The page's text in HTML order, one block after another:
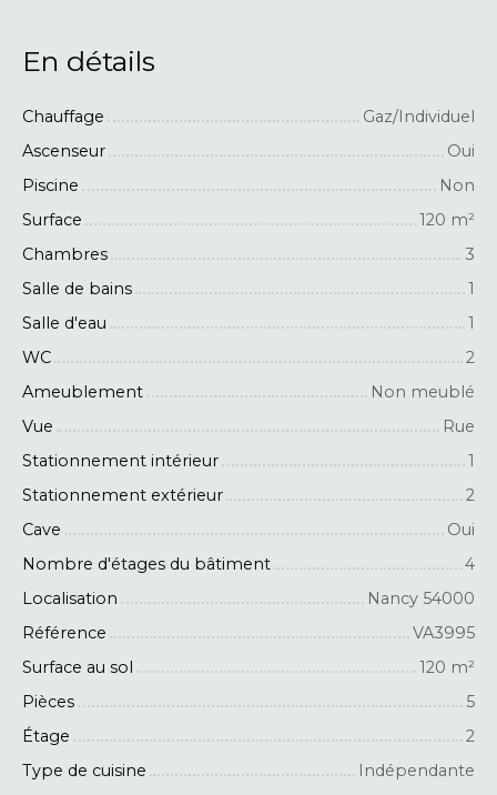
En détails
Chauffage
Gaz/Individuel
Ascenseur
Oui
Piscine
Non
Surface
120 m²
Chambres
3
Salle de bains
1
Salle d'eau
1
WC
2
Ameublement
Non meublé
Vue
Rue
Stationnement intérieur
1
Stationnement extérieur
2
Cave
Oui
Nombre d'étages du bâtiment
4
Localisation
Nancy 54000
Référence
VA3995
Surface au sol
120 m²
Pièces
5
Étage
2
Type de cuisine
Indépendante